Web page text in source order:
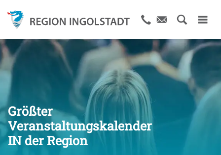
Größter
Veranstaltungskalender
IN der Region